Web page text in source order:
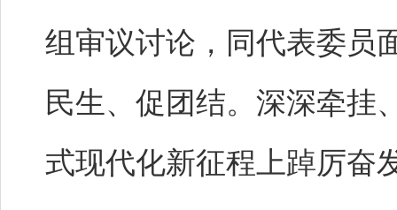
组审议讨论，同代表委员
民生、促团结。深深牵挂
式现代化新征程上踔厉奋